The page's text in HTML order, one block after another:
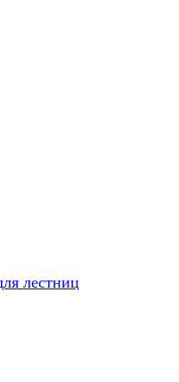
лестниц